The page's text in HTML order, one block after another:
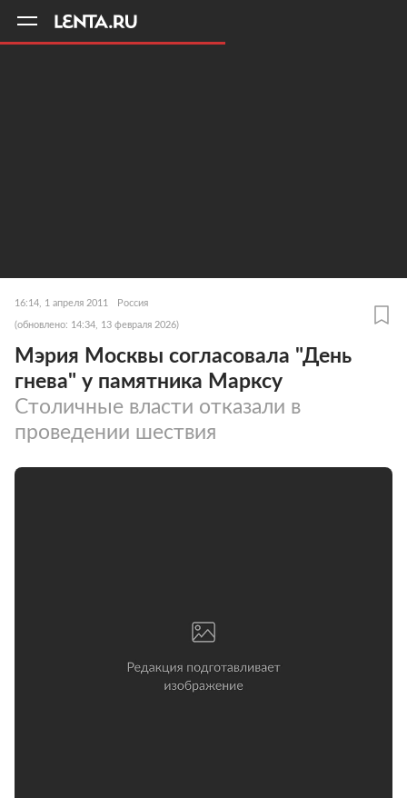
16:14, 1 апреля 2011 Россия
(обновлено: 14:34, 13 февраля 2026)
Мэрия Москвы согласовала "День
гнева" у памятника Марксу
Столичные власти отказали в
проведении шествия